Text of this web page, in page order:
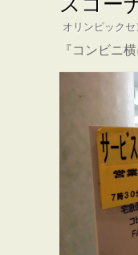
オリンピック
『コンビニ